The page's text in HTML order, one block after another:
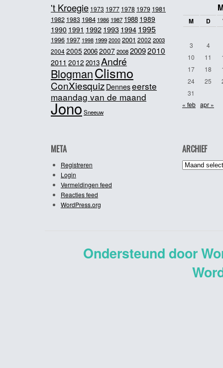
't Kroegie 1973 1977 1978 1979 1981
1982 1983 1984 1986 1987 1988 1989
1990 1991 19921993 1994 1995
1996 1997 1998 1999 2000 2001 2002 2003
20042005 20062007200820092010
2011 2012 2013André
BlogmanClismo
ConXiesquiz Denneseerste
maandag van de maand
JonoSneeuw
M D
3
4
10
11
17
18
24
25
31
« feb apr »
META
Registreren
Login
Vermeldingen feed
Reacties feed
WordPress.org
ARCHIEF
Archief
Ondersteund door